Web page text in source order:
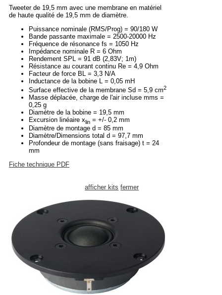
Tweeter de 19,5 mm avec une membrane en matériel
de haute qualité de 19,5 mm de diamètre.
Puissance nominale (RMS/Prog) = 90/180 W
Bande passante maximale = 2500-20000 Hz
Fréquence de résonance fs = 1050 Hz
Impédance nominale R = 6 Ohm
Rendement SPL = 91 dB (2,83V; 1m)
Résistance au courant continu Re = 4,9 Ohm
Facteur de force BL = 3,3 N/A
Inductance de la bobine L = 0,05 mH
Surface effective de la membrane Sd = 5,9 cm2
Masse déplacée, charge de l'air incluse mms =
0,25 g
Diamètre de la bobine = 19,5 mm
Excursion linéaire xlin = +/- 0,2 mm
Diamètre de montage d = 85 mm
Diamètre/Dimensions total d = 97,7 mm
Profondeur de montage (sans fraisage) t = 24
mm
Fiche technique PDF
afficher kits fermer